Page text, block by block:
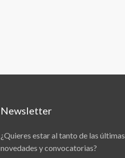
Newsletter
¿Quieres estar al tanto de las últimas
novedades y convocatorias?